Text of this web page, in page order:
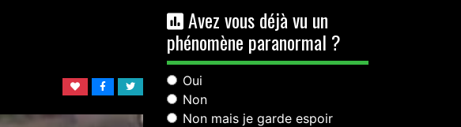
Avez vous déjà vu un
phénomène paranormal ?
Oui
Non
Non mais je garde espoir